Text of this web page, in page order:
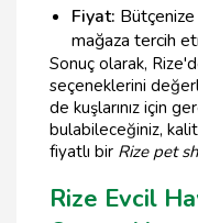
Fiyat:
mağaza tercih
Sonuç olarak,
seçeneklerini
de kuşlarınız için
bulabileceğiniz,
fiyatlı bir Rize pet
Rize Evcil